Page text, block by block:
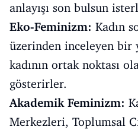
anlayışı son bulsun
Eko-Feminizm: Kadın
üzerinden inceleyen bir
kadının ortak noktası
gösterirler.
Akademik Feminizm:
Merkezleri, Toplumsal